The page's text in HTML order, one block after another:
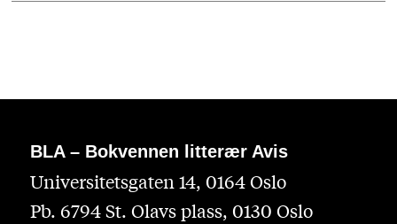
BLA – Bokvennen litterær Avis
Universitetsgaten 14, 0164 Oslo
Pb. 6794 St. Olavs plass, 0130 Oslo